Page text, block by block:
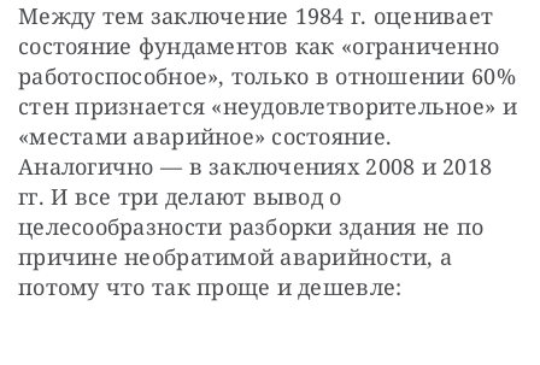
Между тем заключение 1984 г. оценивает
состояние фундаментов как «ограниченно
работоспособное», только в отношении 60%
стен признается «неудовлетворительное» и
«местами аварийное» состояние.
Аналогично — в заключениях 2008 и 2018
гг. И все три делают вывод о
целесообразности разборки здания не по
причине необратимой аварийности, а
потому что так проще и дешевле: